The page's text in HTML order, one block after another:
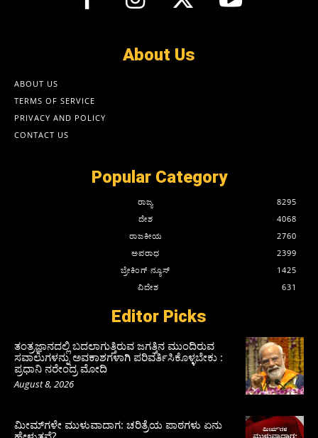
About Us
ABOUT US
TERMS OF SERVICE
PRIVACY AND POLICY
CONTACT US
Popular Category
ರಾಜ್ಯ
8295
ದೇಶ
4068
ರಾಜಕೀಯ
2760
ಅಪರಾಧ
2399
ಬ್ರೇಕಿಂಗ್ ನ್ಯೂಸ್
1425
ವಿದೇಶ
631
Editor Picks
ತಂತ್ರಜ್ಞಾನದಲ್ಲಿ ಬದಲಾಗುತ್ತಿರುವ ಜಗತ್ತಿನ ಮುಂದಿರುವ
ಸವಾಲುಗಳನ್ನು ಅವಕಾಶಗಳಾಗಿ ಪರಿವರ್ತಿಸಿಕೊಳ್ಳಬೇಕು :
ಪ್ರಧಾನಿ ನರೇಂದ್ರ ಮೋದಿ
August 8, 2026
ಮೀಮ್‌ಗಳೇ ಮುಳುವಾದಾಗ: ಚರಿತ್ರೆಯ ಪಾಠಗಳು ಏನು